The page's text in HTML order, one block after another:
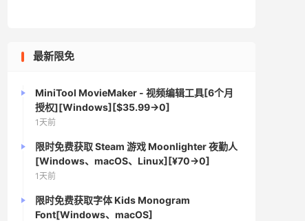
最新限免
MiniTool MovieMaker - 视频编辑工具[6个月
授权][Windows][$35.99→0]
1天前
限时免费获取 Steam 游戏 Moonlighter 夜勤人
[Windows、macOS、Linux][¥70→0]
1天前
限时免费获取字体 Kids Monogram
Font[Windows、macOS]